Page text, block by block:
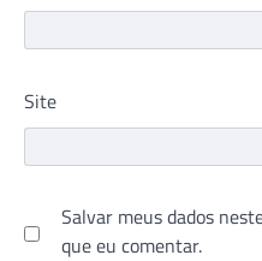
Site
Salvar meus dados
que eu comentar.